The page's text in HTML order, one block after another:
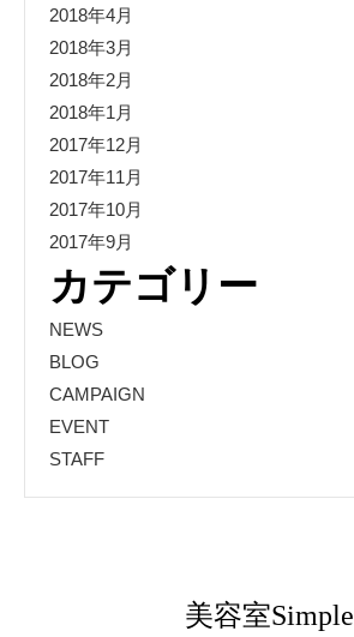
2018年4月
2018年3月
2018年2月
2018年1月
2017年12月
2017年11月
2017年10月
2017年9月
カテゴリー
NEWS
BLOG
CAMPAIGN
EVENT
STAFF
美容室Simple